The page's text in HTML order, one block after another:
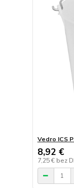
Vedro ICS
8,92 €
7,25 € bez